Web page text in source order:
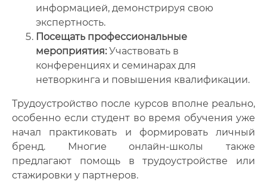
информацией, демонстрируя свою
экспертность.
Посещать профессиональные
мероприятия:Участвовать в
конференциях и семинарах для
нетворкинга и повышения квалификации.
Трудоустройство после курсов вполне реально,
особенно если студент во время обучения уже
начал практиковать и формировать личный
бренд. Многие онлайн-школы также
предлагают помощь в трудоустройстве или
стажировки у партнеров.